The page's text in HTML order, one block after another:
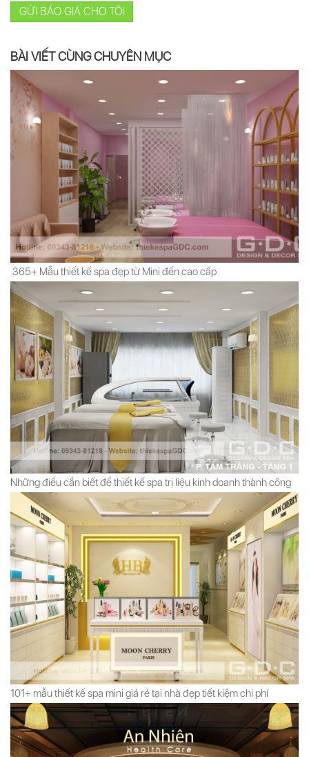
GỬI BÁO GIÁ CHO TÔI
BÀI VIẾT CÙNG CHUYÊN MỤC
365+ Mẫu thiết kế spa đẹp từ Mini đến cao cấp
Những điều cần biết để thiết kế spa trị liệu kinh doanh thành công
101+ mẫu thiết kế spa mini giá rẻ tại nhà đẹp tiết kiệm chi phí